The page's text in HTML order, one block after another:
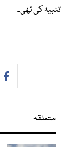
تنبیہ کی تھی۔
متعلقہ